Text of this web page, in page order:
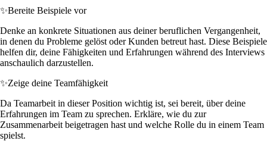
✨Bereite Beispiele vor
Denke an konkrete Situationen aus deiner beruflichen Vergangenheit,
in denen du Probleme gelöst oder Kunden betreut hast. Diese Beispiele
helfen dir, deine Fähigkeiten und Erfahrungen während des Interviews
anschaulich darzustellen.
✨Zeige deine Teamfähigkeit
Da Teamarbeit in dieser Position wichtig ist, sei bereit, über deine
Erfahrungen im Team zu sprechen. Erkläre, wie du zur
Zusammenarbeit beigetragen hast und welche Rolle du in einem Team
spielst.